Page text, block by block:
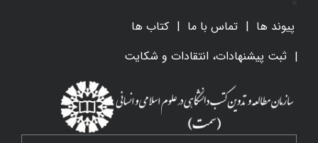
پیوند ها تماس با ما
کتاب ها
ثبت پیشنهادات، انتقادات و شکایت